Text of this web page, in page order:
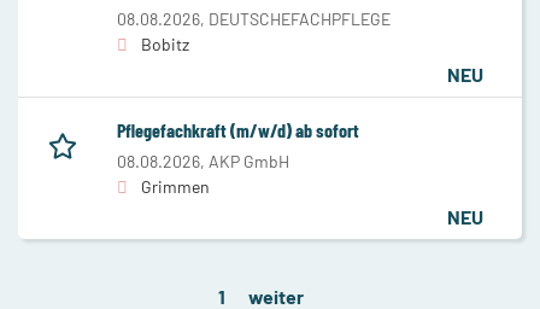
08.08.2026, DEUTSCHEFACHPFLEGE
Bobitz
NEU
Pflegefachkraft (m/w/d) ab sofort
08.08.2026, AKP GmbH
Grimmen
NEU
1 weiter